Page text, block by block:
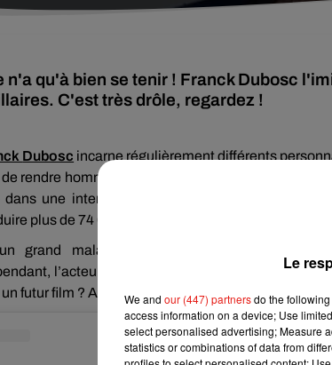
n'a qu'à bien se tenir ! Franck Dubosc
C'est très drôle, regardez !
Dubosc incarne régulièrement différents
rendre hommage à Francis Lalanne.
dans une interprétation passionnée et plutôt
plus de 74 000 internautes.
grand malade » ou encore « Excellent »,
l’acteur de 54 ans ne se définit pas comme
un futur film ? Affaire à suivre…
Le
We and our (447) partnersdo the
access information on a device; Use
select personalised advertising; Measure
statistics or combinations of data from